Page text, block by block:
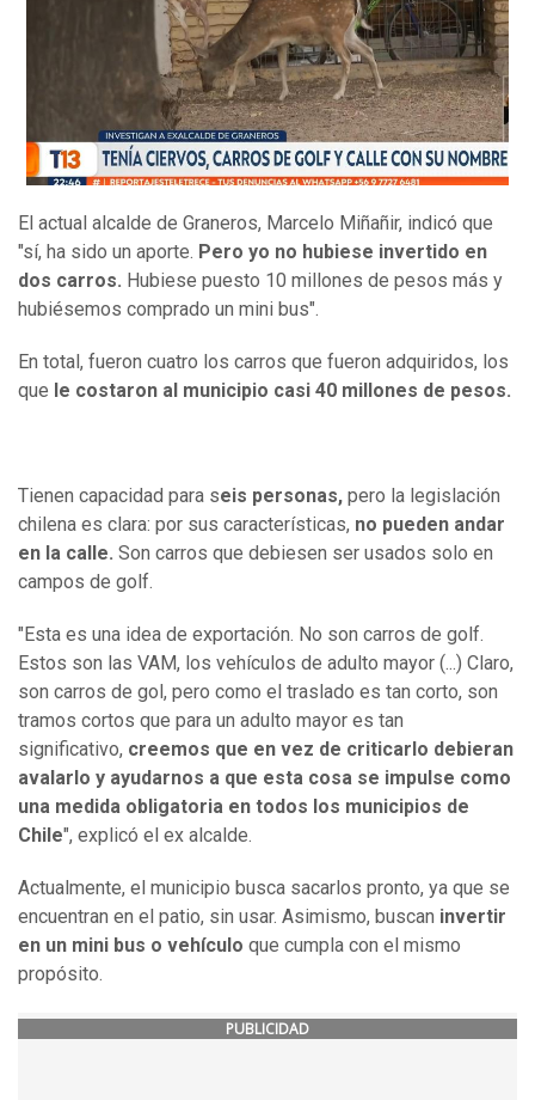
El actual alcalde de Graneros, Marcelo Miñañir, indicó que
"sí, ha sido un aporte. Pero yo no hubiese invertido en
dos carros. Hubiese puesto 10 millones de pesos más y
hubiésemos comprado un mini bus".
En total, fueron cuatro los carros que fueron adquiridos, los
que le costaron al municipio casi 40 millones de pesos.
Tienen capacidad para seis personas, pero la legislación
chilena es clara: por sus características, no pueden andar
en la calle. Son carros que debiesen ser usados solo en
campos de golf.
"Esta es una idea de exportación. No son carros de golf.
Estos son las VAM, los vehículos de adulto mayor (...) Claro,
son carros de gol, pero como el traslado es tan corto, son
tramos cortos que para un adulto mayor es tan
significativo, creemos que en vez de criticarlo debieran
avalarlo y ayudarnos a que esta cosa se impulse como
una medida obligatoria en todos los municipios de
Chile", explicó el ex alcalde.
Actualmente, el municipio busca sacarlos pronto, ya que se
encuentran en el patio, sin usar. Asimismo, buscan invertir
en un mini bus o vehículo que cumpla con el mismo
propósito.
PUBLICIDAD